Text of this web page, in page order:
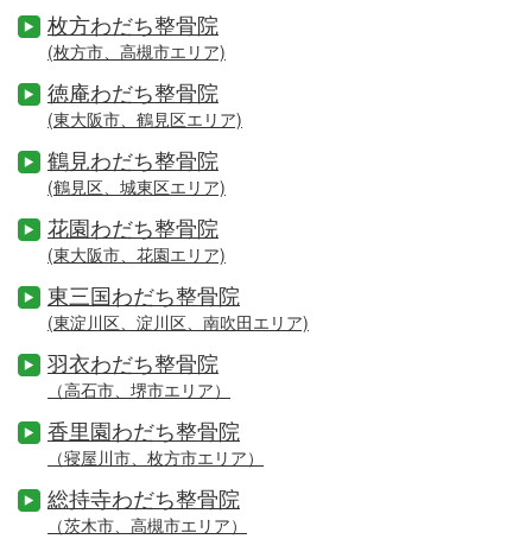
枚方わだち整骨院
(枚方市、高槻市エリア)
徳庵わだち整骨院
(東大阪市、鶴見区エリア)
鶴見わだち整骨院
(鶴見区、城東区エリア)
花園わだち整骨院
(東大阪市、花園エリア)
東三国わだち整骨院
(東淀川区、淀川区、南吹田エリア)
羽衣わだち整骨院
（高石市、堺市エリア）
香里園わだち整骨院
（寝屋川市、枚方市エリア）
総持寺わだち整骨院
（茨木市、高槻市エリア）